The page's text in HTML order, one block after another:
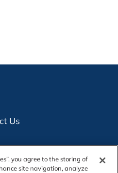
Us
you agree to the storing of
site navigation, analyze